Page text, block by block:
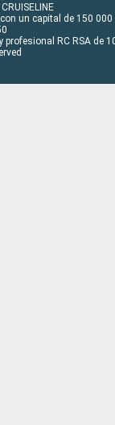
un capital de 150 000
RC RSA de